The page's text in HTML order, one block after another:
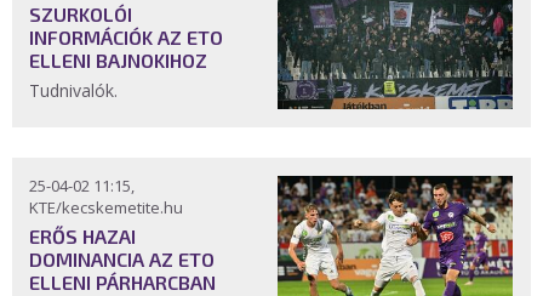
SZURKOLÓI
INFORMÁCIÓK AZ ETO
ELLENI BAJNOKIHOZ
Tudnivalók.
25-04-02 11:15,
KTE/kecskemetite.hu
ERŐS HAZAI
DOMINANCIA AZ ETO
ELLENI PÁRHARCBAN